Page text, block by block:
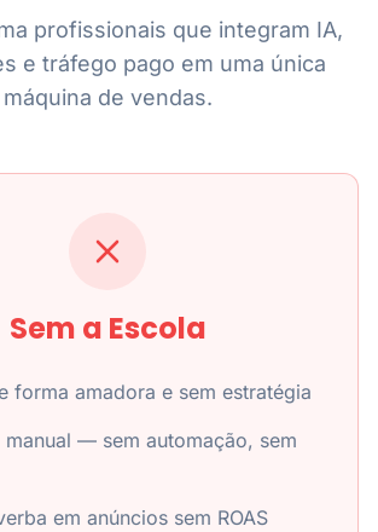
profissionais que integram IA,
e tráfego pago em uma única
máquina de vendas.
Sem a Escola
forma amadora e sem estratégia
manual — sem automação, sem
em anúncios sem ROAS